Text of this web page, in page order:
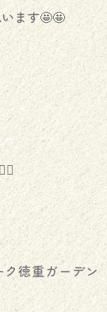
ます🤩🤩
徳重ガーデン